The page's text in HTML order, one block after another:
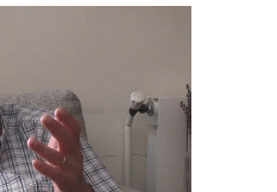
perfecto’”